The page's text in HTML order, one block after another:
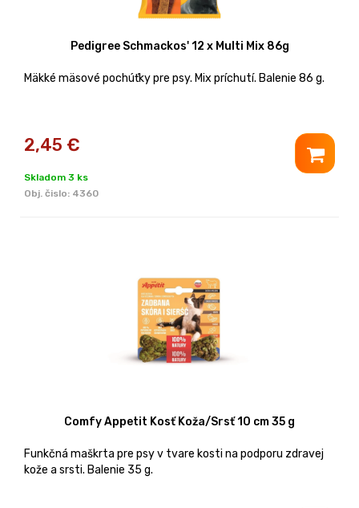
Pedigree Schmackos' 12 x Multi Mix 86g
Mäkké mäsové pochúťky pre psy. Mix príchutí. Balenie 86 g.
2,45 €
Skladom 3 ks
Obj. čislo: 4360
Comfy Appetit Kosť Koža/Srsť 10 cm 35 g
Funkčná maškrta pre psy v tvare kosti na podporu zdravej
kože a srsti. Balenie 35 g.